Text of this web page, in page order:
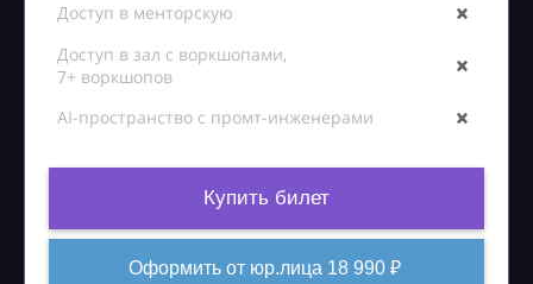
Доступ в менторскую
Доступ в зал с воркшопами,
7+ воркшопов
AI-пространство с промт-инженерами
Купить билет
Оформить от юр.лица 18 990 ₽